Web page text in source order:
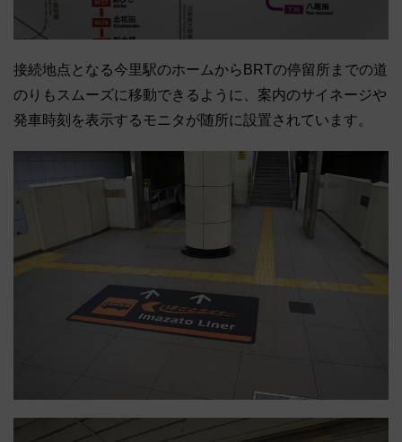
接続地点となる今里駅のホームからBRTの停留所までの道
のりもスムーズに移動できるように、案内のサイネージや
発車時刻を表示するモニタが随所に設置されています。